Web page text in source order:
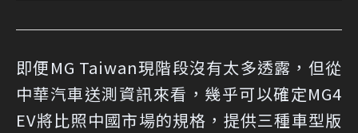
即便MG Taiwan現階段沒有太多透露，但從
中華汽車送測資訊來看，幾乎可以確定MG4
EV將比照中國市場的規格，提供三種車型版